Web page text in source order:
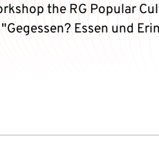
the RG Popular
Essen und